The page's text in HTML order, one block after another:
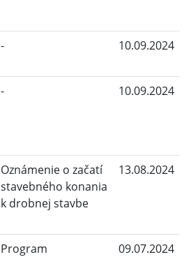
- 10.09.2024
- 10.09.2024
Oznámenie o začatí
stavebného konania
k drobnej stavbe
13.08.2024
Program
09.07.2024